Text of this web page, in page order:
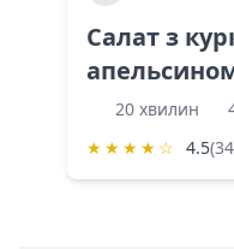
Салат з
20 хвилин
★ ★ ★ ★ ☆ 4.5